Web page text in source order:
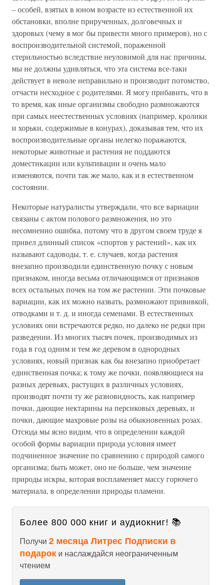
– особей, взятых в юном возрасте из естественной их
обстановки, вполне прирученных, долговечных и
здоровых (чему я мог бы привести много примеров), но с
воспроизводительной системой, пораженной
стерильностью вследствие неуловимой для нас причины,
мы не должны удивляться, что эта система все-таки
действует в неволе неправильно и производит потомство,
отчасти несходное с родителями. Я могу прибавить, что в
то время, как иные организмы свободно размножаются
при самых неестественных условиях (например, кролики
и хорьки, содержимые в конурах), доказывая тем, что их
воспроизводительные органы нелегко поражаются,
некоторые животные и растения не поддаются
доместикации или культивации и очень мало
изменяются, почти так же мало, как и в естественном
состоянии.
Некоторые натуралисты утверждали, что все вариации
связаны с актом полового размножения, но это
несомненно ошибка, потому что в другом своем труде я
привел длинный список «спортов у растений», как их
называют садоводы, т. е. случаев, когда растения
внезапно производили единственную почку с новым
признаком, иногда весьма отличающимся от признаков
всех остальных почек на том же растении. Эти почковые
вариации, как их можно назвать, размножают прививкой,
отводками и т. д. и иногда семенами. В естественных
условиях они встречаются редко, но далеко не редки при
разведении. Из многих тысяч почек, производимых из
года в год одним и тем же деревом в однородных
условиях, новый признак как бы внезапно приобретает
единственная почка; к тому же почки, появляющиеся на
разных деревьях, растущих в различных условиях,
производят почти ту же разновидность, как например
почки, дающие нектарины на персиковых деревьях, и
почки, дающие махровые розы на обыкновенных розах.
Отсюда мы ясно видим, что в определении каждой
особой формы вариации природа условия имеет
подчиненное значение по сравнению с природой самого
организма; быть может, оно не больше, чем значение
природы искры, которая воспламеняет массу горючего
материала, в определении природы пламени.
Более 800 000 книг и аудиокниг! 📚
Получи 2 месяца Литрес Подписки в
подарок и наслаждайся неограниченным
чтением